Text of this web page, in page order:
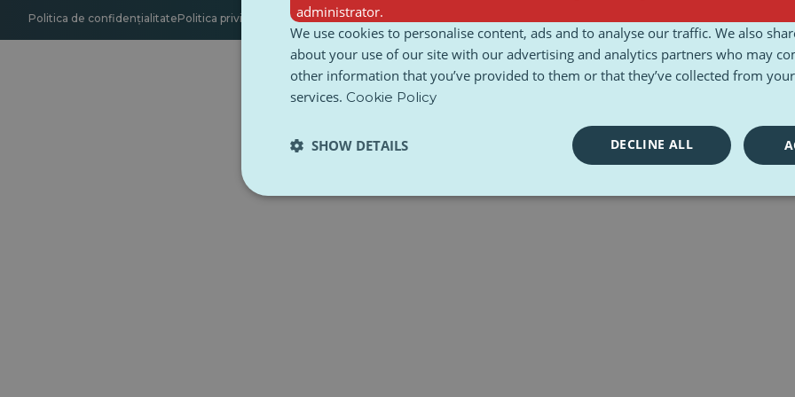
Politica de confidențialitatePolitica privind cookie-urileAccesibilitate
administrator.
We use cookies to personalise content, ads and to analyse our traffic. We also
about your use of our site with our advertising and analytics partners who may
other information that you’ve provided to them or that they’ve collected from
services. Cookie Policy
DECLINE ALL
SHOW DETAILS